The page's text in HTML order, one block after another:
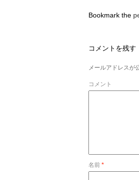
Bookmark the
コメントを残す
メールアドレスが
コメント
名前 *